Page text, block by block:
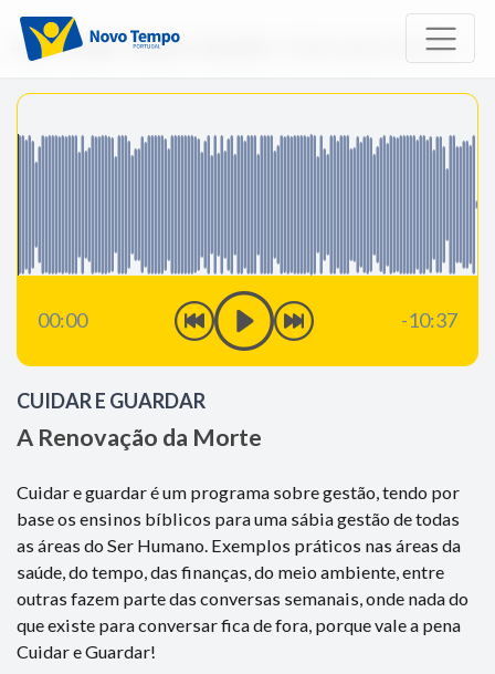
Início Rádio Cuidar e Guardar A Renovação da Morte
00:00 -10:37
CUIDAR E GUARDAR
A Renovação da Morte
Cuidar e guardar é um programa sobre gestão, tendo por
base os ensinos bíblicos para uma sábia gestão de todas
as áreas do Ser Humano. Exemplos práticos nas áreas da
saúde, do tempo, das finanças, do meio ambiente, entre
outras fazem parte das conversas semanais, onde nada do
que existe para conversar fica de fora, porque vale a pena
Cuidar e Guardar!